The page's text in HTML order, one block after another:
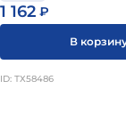
1 162 ₽
В
ID: ТХ58486